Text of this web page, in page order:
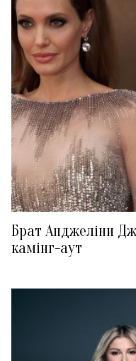
Брат Анджеліни
камінг-аут